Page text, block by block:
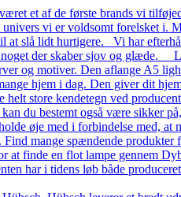
et af de første brands vi
vi er voldsomt forelsket i.
slå lidt hurtigere. Vi har
der skaber sjov og glæde.
og motiver. Den aflange A5
hjem i dag. Den giver dit
store kendetegn ved
du bestemt også være sikker
øje med i forbindelse med,
mange spændende
finde en flot lampe gennem
har i tidens løb både